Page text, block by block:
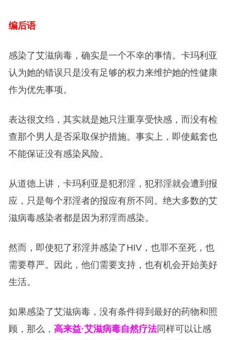
编后语
感染了艾滋病毒，确实是一个不幸的事情。卡玛利亚
认为她的错误只是没有足够的权力来维护她的性健康
作为优先事项。
表达很文绉，其实就是她只注重享受快感，而没有检
查那个男人是否采取保护措施。事实上，即使戴套也
不能保证没有感染风险。
从道德上讲，卡玛利亚是犯邪淫，犯邪淫就会遭到报
应，只是每个邪淫者的报应有所不同。绝大多数的艾
滋病毒感染者都是因为邪淫而感染。
然而，即使犯了邪淫并感染了HIV，也罪不至死，也
需要尊严。因此，他们需要支持，也有机会开始美好
生活。
如果感染了艾滋病毒，没有条件得到最好的药物和照
顾，那么， 高来益·艾滋病毒自然疗法同样可以让感